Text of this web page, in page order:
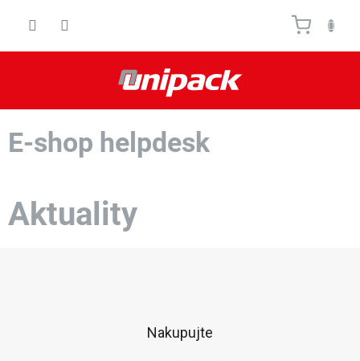
E-shop helpdesk
Aktuality
Nakupujte